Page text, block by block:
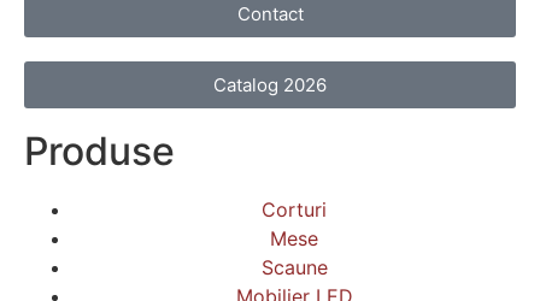
Contact
Catalog 2026
Produse
Corturi
Mese
Scaune